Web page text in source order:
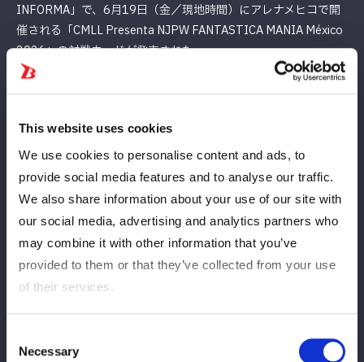
This website uses cookies
We use cookies to personalise content and ads, to
provide social media features and to analyse our traffic.
We also share information about your use of our site with
our social media, advertising and analytics partners who
may combine it with other information that you’ve
provided to them or that they’ve collected from your use
of their services.
Selection
Necessary
INFORMA」で、6月19日（金／現地時間）にアレナメヒコで開
催される「CMLL Presenta NJPW FANTASTICA MANIA México
2026」の対戦カードが発表された。
スターダムから唯一参戦するメキシコ初上陸の吏南は、CMLL日
道館大会でシウクスは葉月を破り、同王座を戴冠した。再びスタ
ーダム勢がベルトを取り戻せるか注目が集まる。
【大会情報】
■「CMLL Presenta NJPW FANTASTICA MANIA México
2026」
◆日程：6月19日（金／現地時間）
◆会場：メキシコシティ・アレナメヒコ (8:30 pm 試合開始)